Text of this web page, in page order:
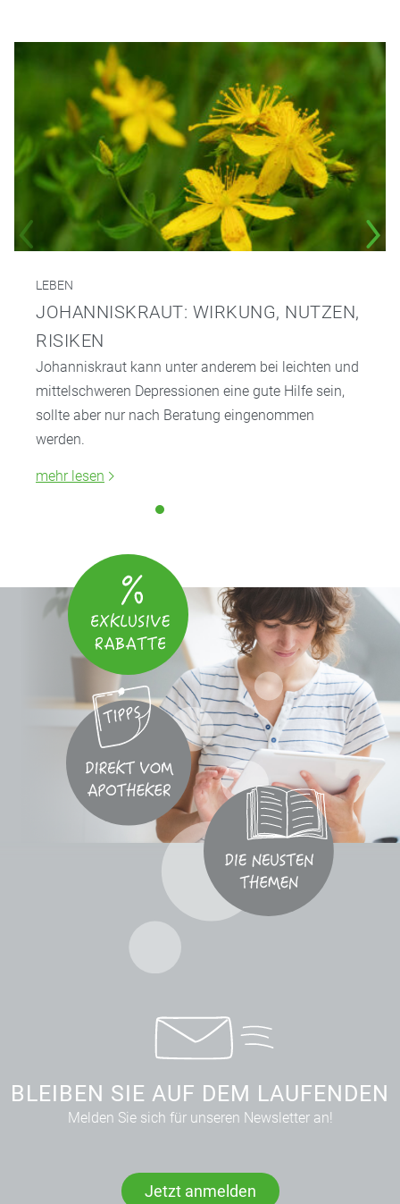
LEBEN
JOHANNISKRAUT: WIRKUNG, NUTZEN,
RISIKEN
Johanniskraut kann unter anderem bei leichten und
mittelschweren Depressionen eine gute Hilfe sein,
sollte aber nur nach Beratung eingenommen
werden.
mehr lesen
BLEIBEN SIE AUF DEM LAUFENDEN
Melden Sie sich für unseren Newsletter an!
Jetzt anmelden